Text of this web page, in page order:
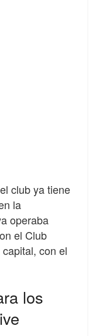
club ya tiene
la
operaba
el Club
con el
los